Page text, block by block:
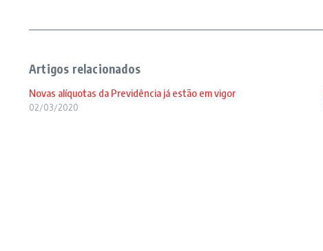
Artigos relacionados
Novas alíquotas da Previdência já estão em vigor
02/03/2020